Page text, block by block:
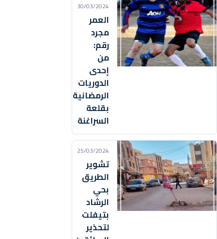
30/03/2024
العمر
مجرد
رقم:
من
إحدى
الدوريات
الرمضانية
بقلعة
السراغنة
25/03/2024
تشوير
الطريق
بحي
الرشاد
بتيفلت
لتحذير